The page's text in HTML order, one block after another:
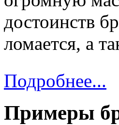
достоинств
ломается, а
Подробнее...
Примеры